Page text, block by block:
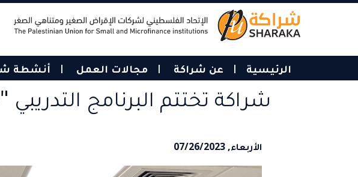
Skip
الرئيسية عن شراكة مجالات العمل أنشطة
شراكة تختتم البرنامج
الأربعاء, 07/26/2023